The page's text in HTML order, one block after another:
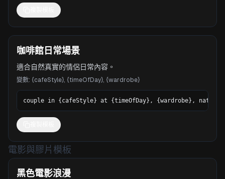
咖啡館日常場景
適合自然真實的情侶日常內容。
變數: {cafeStyle}, {timeOfDay}, {wardrobe}
couple in {cafeStyle} at {timeOfDay}, {wardrobe},
電影與膠片模板
黑色電影浪漫